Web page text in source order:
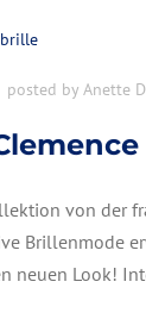
posted by Anette
von der
Brillenmode
neuen Look!